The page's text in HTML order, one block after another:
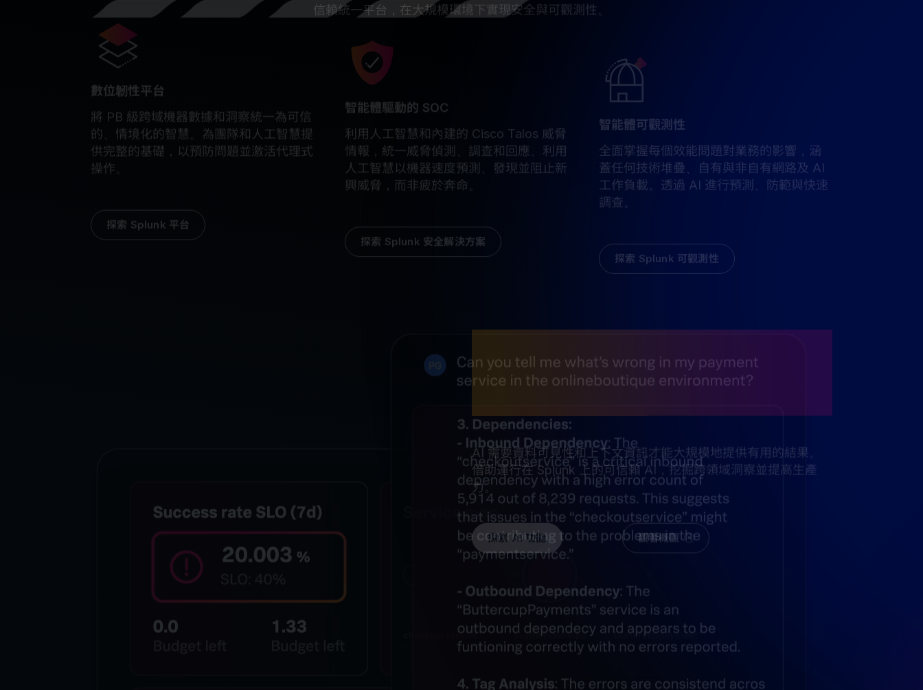
信賴統一平台，在大規模環境下實現安全與可觀測性。
數位韌性平台
將 PB 級跨域機器數據和洞察統一為可信
的、情境化的智慧。為團隊和人工智慧提
供完整的基礎，以預防問題並激活代理式
操作。
探索 Splunk 平台
智能體驅動的 SOC
利用人工智慧和內建的 Cisco Talos 威脅
情報，統一威脅偵測、調查和回應。利用
人工智慧以機器速度預測、發現並阻止新
興威脅，而非疲於奔命。
探索 Splunk 安全解決方案
智能體可觀測性
全面掌握每個效能問題對業務的影響，涵
蓋任何技術堆疊、自有與非自有網路及 AI
工作負載。透過 AI 進行預測、防範與快速
調查。
探索 Splunk 可觀測性
專為可觀測性和安全
而建構的人工智慧
AI 需要資料可見性和上下文資訊才能大規模地提供有用的結果。
借助運行在 Splunk 上的可信賴 AI，挖掘跨領域洞察並提高生產
力。
探索 AI 功能 觀看概觀